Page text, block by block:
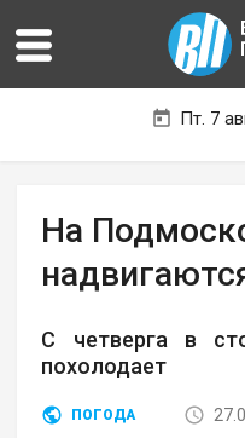
Пт. 7
На
С четверга в
похолодает
ПОГОДА